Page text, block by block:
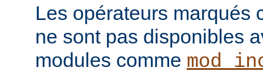
Les opérateurs marqués
ne sont pas disponibles
modules comme